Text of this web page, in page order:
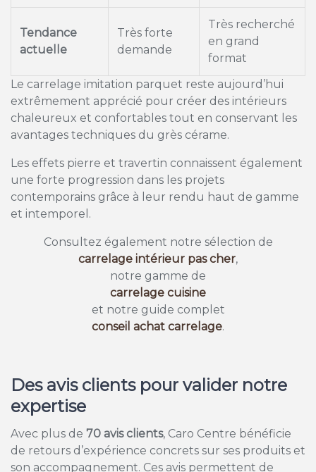
Tendance
actuelle
Très forte
demande
Très recherché
en grand
format
Le carrelage imitation parquet reste aujourd’hui
extrêmement apprécié pour créer des intérieurs
chaleureux et confortables tout en conservant les
avantages techniques du grès cérame.
Les effets pierre et travertin connaissent également
une forte progression dans les projets
contemporains grâce à leur rendu haut de gamme
et intemporel.
Consultez également notre sélection de
carrelage intérieur pas cher,
notre gamme de
carrelage cuisine
et notre guide complet
conseil achat carrelage.
Des avis clients pour valider notre
expertise
Avec plus de 70 avis clients, Caro Centre bénéficie
de retours d’expérience concrets sur ses produits et
son accompagnement. Ces avis permettent de